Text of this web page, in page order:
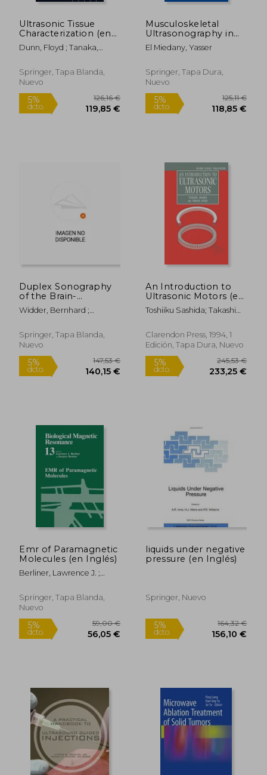
5%
dcto.
Ultrasonic Tissue
Characterization (en
Inglés)
Dunn, Floyd ; Tanaka,
Springer, Tapa Blanda,
Nuevo
5%
dcto. 119,85 €
Musculoskeletal
Ultrasonography in
Rheumatic Diseases
(en Inglés)
El Miedany, Yasser
Springer, Tapa Dura,
Nuevo
dcto.
Duplex Sonography
of the Brain-
Supplying Arteries
(en Inglés)
Widder, Bernhard ;
Springer, Tapa Blanda,
Nuevo
An Introduction to
Ultrasonic Motors (en
Inglés)
Toshiiku Sashida; Takashi
Clarendon Press, 1994, 1
Edición, Tapa Dura, Nuevo
Emr of Paramagnetic
Molecules (en Inglés)
Berliner, Lawrence J. ;
Springer, Tapa Blanda,
Nuevo
liquids under negative
pressure (en Inglés)
Springer, Nuevo